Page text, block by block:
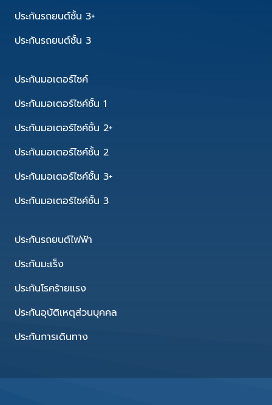
ประกันรถยนต์ชั้น 3+
ประกันรถยนต์ชั้น 3
ประกันมอเตอร์ไซค์
ประกันมอเตอร์ไซค์ชั้น 1
ประกันมอเตอร์ไซค์ชั้น 2+
ประกันมอเตอร์ไซค์ชั้น 2
ประกันมอเตอร์ไซค์ชั้น 3+
ประกันมอเตอร์ไซค์ชั้น 3
ประกันรถยนต์ไฟฟ้า
ประกันมะเร็ง
ประกันโรคร้ายแรง
ประกันอุบัติเหตุส่วนบุคคล
ประกันการเดินทาง